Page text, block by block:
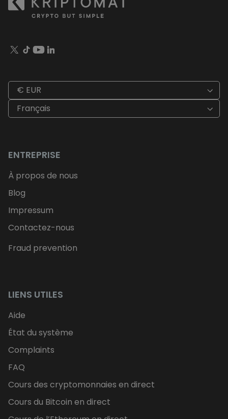
€ EUR
Français
ENTREPRISE
À propos de nous
Blog
Impressum
Contactez-nous
Fraud prevention
LIENS UTILES
Aide
État du système
Complaints
FAQ
Cours des cryptomonnaies en direct
Cours du Bitcoin en direct